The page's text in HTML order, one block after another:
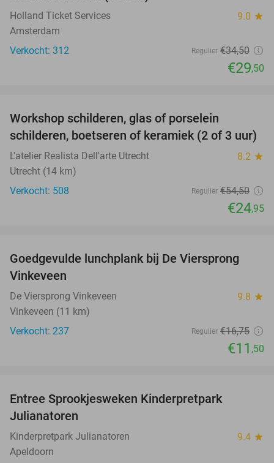
Holland Ticket Services 9.0 star
Amsterdam
Verkocht: 312
Regulier €34,50
€29,50
Workshop schilderen, glas of porselein
schilderen, boetseren of keramiek (2 of 3 uur)
L'atelier Realista Dell'arte Utrecht 8.2 star
Utrecht (14 km)
Verkocht: 508
Regulier €54,50
€24,95
31%
Goedgevulde lunchplank bij De Viersprong
Vinkeveen
De Viersprong Vinkeveen 9.8 star
Vinkeveen (11 km)
Verkocht: 237
Regulier €16,75
€11 ,50
Entree Sprookjesweken Kinderpretpark
Julianatoren
Kinderpretpark Julianatoren 9.4 star
Apeldoorn